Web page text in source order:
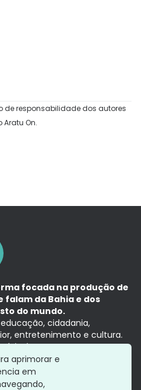
de responsabilidade dos autores
On.
focada na produção de
falam da Bahia e dos
do mundo.
cidadania,
entretenimento e cultura.
é no tempo presente,
Aratu.
aprimorar e
em